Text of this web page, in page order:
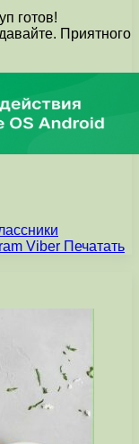
готов!
Приятного
Viber Печатать